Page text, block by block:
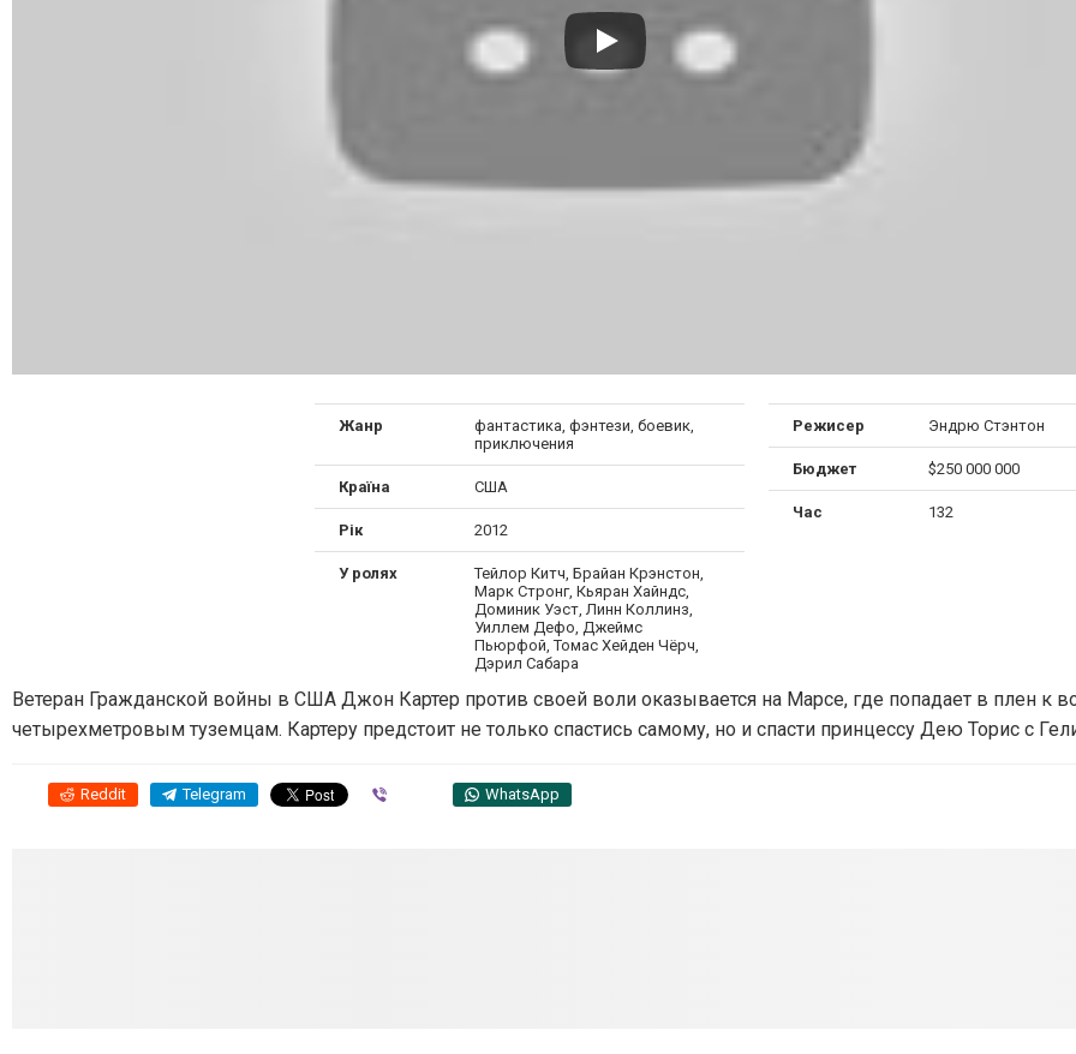
Жанр
фантастика, фэнтези, боевик,
приключения
Країна США
Рік 2012
У ролях
Тейлор Китч, Брайан Крэнстон,
Марк Стронг, Кьяран Хайндс,
Доминик Уэст, Линн Коллинз,
Уиллем Дефо, Джеймс
Пьюрфой, Томас Хейден Чёрч,
Дэрил Сабара
Режисер Эндрю Стэнтон
Бюджет $250 000 000
Час 132
Ветеран Гражданской войны в США Джон Картер против своей воли оказывается на Марсе, где попадает в плен к
четырехметровым туземцам. Картеру предстоит не только спастись самому, но и спасти принцессу Дею Торис с
Reddit Telegram WhatsApp